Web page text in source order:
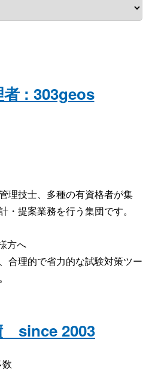
: 303geos
理技士、多種の有資格者が集
・提案業務を行う集団です。
方へ
合理的で省力的な試験対策ツー
since 2003